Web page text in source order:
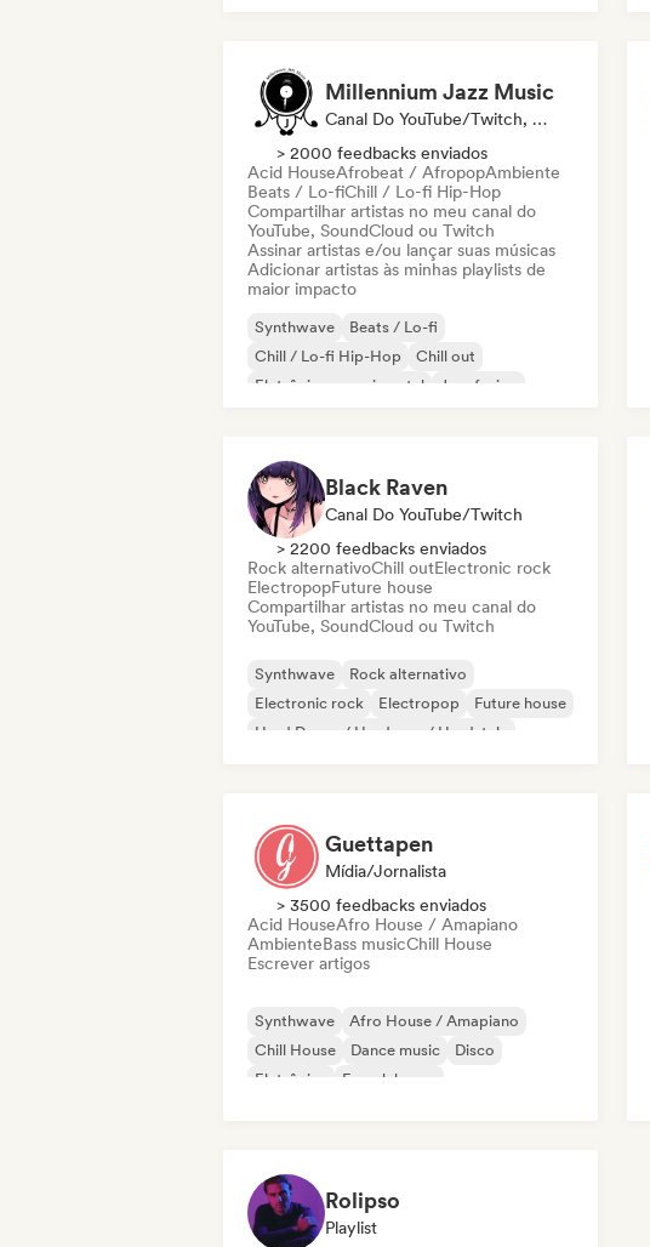
Millennium Jazz Music
Canal Do YouTube/Twitch, Selo, Playlist
> 2000 feedbacks enviados
Acid HouseAfrobeat / AfropopAmbiente
Beats / Lo-fiChill / Lo-fi Hip-Hop
Compartilhar artistas no meu canal do
YouTube, SoundCloud ou Twitch
Assinar artistas e/ou lançar suas músicas
Adicionar artistas às minhas playlists de
maior impacto
Synthwave
Beats / Lo-fi
Chill / Lo-fi Hip-Hop
Chill out
Eletrônica experimental
Jazz fusion
Black Raven
Canal Do YouTube/Twitch
> 2200 feedbacks enviados
Rock alternativoChill outElectronic rock
ElectropopFuture house
Compartilhar artistas no meu canal do
YouTube, SoundCloud ou Twitch
Synthwave
Rock alternativo
Electronic rock
Electropop
Future house
Hard Dance / Hardcore / Hardstyle
Guettapen
Mídia/Jornalista
> 3500 feedbacks enviados
Acid HouseAfro House / Amapiano
AmbienteBass musicChill House
Escrever artigos
Synthwave
Afro House / Amapiano
Chill House
Dance music
Disco
Eletrônica
French house
Rolipso
Playlist